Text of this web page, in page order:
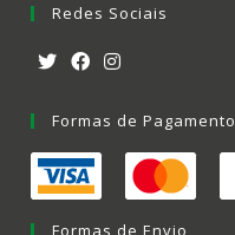
Redes Sociais
Formas de Pagamento
Formas de Envio